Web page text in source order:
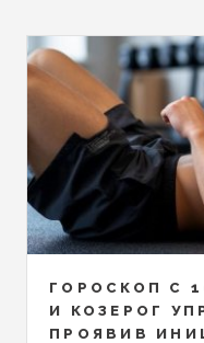
ГОРОСКОП С
И КОЗЕРОГ
ПРОЯВИВ